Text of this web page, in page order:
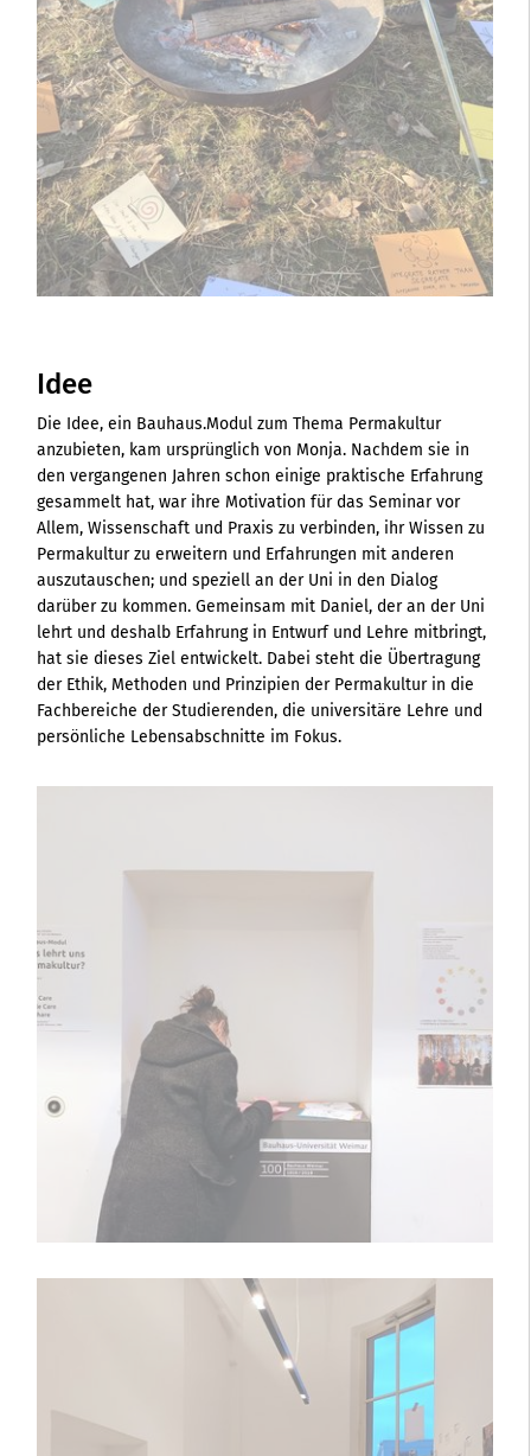
Idee
Die Idee, ein Bauhaus.Modul zum Thema Permakultur
anzubieten, kam ursprünglich von Monja. Nachdem sie in
den vergangenen Jahren schon einige praktische Erfahrung
gesammelt hat, war ihre Motivation für das Seminar vor
Allem, Wissenschaft und Praxis zu verbinden, ihr Wissen zu
Permakultur zu erweitern und Erfahrungen mit anderen
auszutauschen; und speziell an der Uni in den Dialog
darüber zu kommen. Gemeinsam mit Daniel, der an der Uni
lehrt und deshalb Erfahrung in Entwurf und Lehre mitbringt,
hat sie dieses Ziel entwickelt. Dabei steht die Übertragung
der Ethik, Methoden und Prinzipien der Permakultur in die
Fachbereiche der Studierenden, die universitäre Lehre und
persönliche Lebensabschnitte im Fokus.